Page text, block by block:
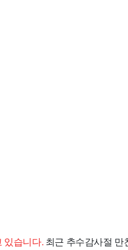
있습니다. 최근 추수감사절 만